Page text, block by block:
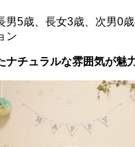
男5歳、長女3歳、次男0
ン
ナチュラルな雰囲気が魅